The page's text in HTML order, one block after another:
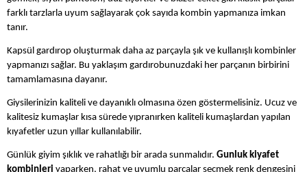
farklı tarzlarla uyum sağlayarak çok sayıda kombin yapmanıza imkan
tanır.
Kapsül gardırop oluşturmak daha az parçayla şık ve kullanışlı kombinler
yapmanızı sağlar. Bu yaklaşım gardırobunuzdaki her parçanın birbirini
tamamlamasına dayanır.
Giysilerinizin kaliteli ve dayanıklı olmasına özen göstermelisiniz. Ucuz ve
kalitesiz kumaşlar kısa sürede yıpranırken kaliteli kumaşlardan yapılan
kıyafetler uzun yıllar kullanılabilir.
Günlük giyim şıklık ve rahatlığı bir arada sunmalıdır. Gunluk kiyafet
kombinleri yaparken, rahat ve uyumlu parçalar seçmek renk dengesini